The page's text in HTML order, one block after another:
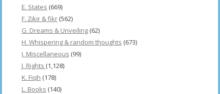
E. States (669)
F. Zikir & fikr (562)
G. Dreams & Unveiling (62)
H. Whispering & random thoughts (673)
I. Miscellaneous (99)
J. Rights (1,128)
K. Fiqh (178)
L. Books (140)